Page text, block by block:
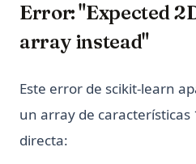
Error: "Expected
array instead"
Este error de scikit-learn
un array de características
directa: